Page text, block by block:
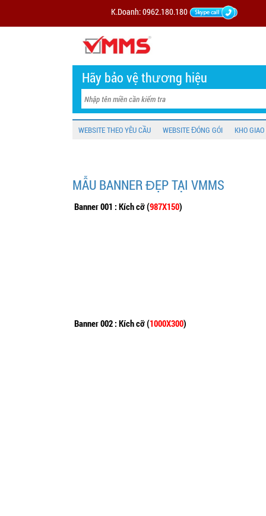
K.Doanh: 0962.180.180
Hãy bảo vệ thương hiệu
WEBSITE THEO YÊU CẦU WEBSITE ĐÓNG GÓI KHO GIAO
MẪU BANNER ĐẸP TẠI VMMS
Banner 001 : Kích cỡ (987X150)
Banner 002 : Kích cỡ (1000X300)